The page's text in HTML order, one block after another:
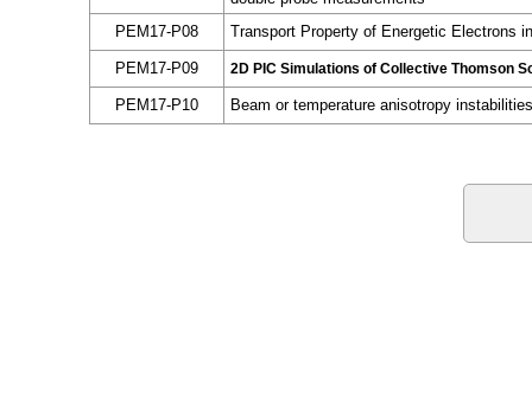
PEM17-P08
Transport Property of Energetic Electrons
PEM17-P09 2D PIC Simulations of Collective Thomson
PEM17-P10 Beam or temperature anisotropy